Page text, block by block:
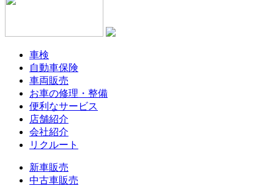
車検
自動車保険
車両販売
お車の修理・整備
便利なサービス
店舗紹介
会社紹介
リクルート
新車販売
中古車販売